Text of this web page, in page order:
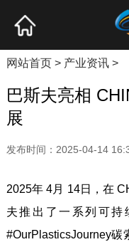
产
网站首页> 产业资讯>
巴斯夫亮相
展
发布时间：2025-04-14
2025年 4月 14日，在
夫推出了一系列可持
#OurPlasticsJourney碳